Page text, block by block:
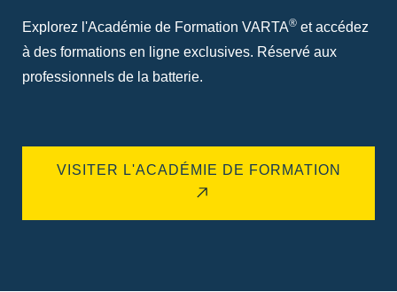
Explorez l'Académie de Formation VARTA® et accédez
à des formations en ligne exclusives. Réservé aux
professionnels de la batterie.
VISITER L'ACADÉMIE DE FORMATION